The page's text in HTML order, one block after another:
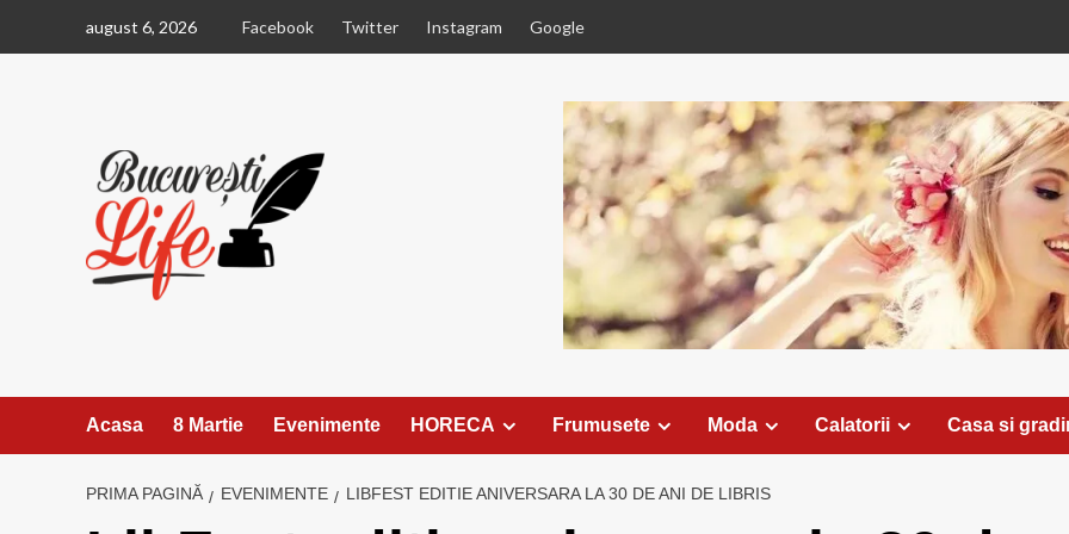
august 6, 2026 Facebook Twitter Instagram Google
Acasa 8 Martie Evenimente HORECA Frumusete Moda Calatorii Casa si
PRIMA PAGINĂ EVENIMENTE LIBFEST EDITIE ANIVERSARA LA 30 DE ANI DE LIBRIS